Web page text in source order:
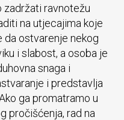
zadržati ravnotežu
na utjecajima koje
da ostvarenje nekog
i slabost, a osoba je
snaga i
i predstavlja
ga promatramo u
pročišćenja, rad na